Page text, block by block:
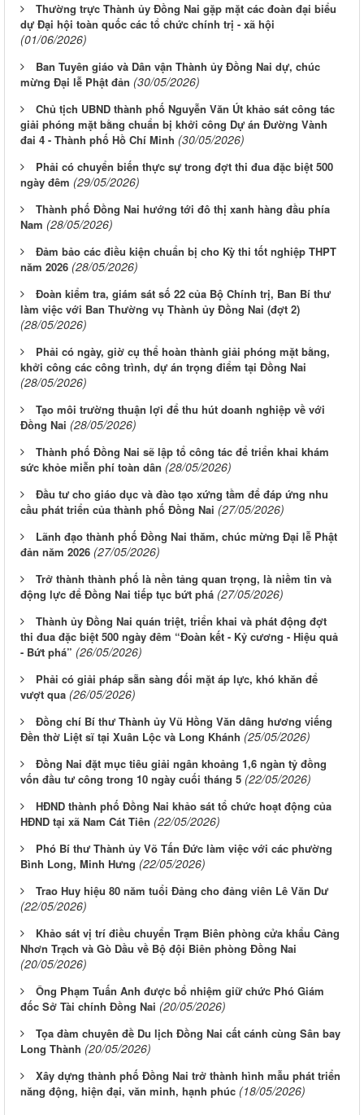
Thường trực Thành ủy Đồng Nai gặp mặt các đoàn đại biểu
dự Đại hội toàn quốc các tổ chức chính trị - xã hội
(01/06/2026)
Ban Tuyên giáo và Dân vận Thành ủy Đồng Nai dự, chúc
mừng Đại lễ Phật đản (30/05/2026)
Chủ tịch UBND thành phố Nguyễn Văn Út khảo sát công tác
giải phóng mặt bằng chuẩn bị khởi công Dự án Đường Vành
đai 4 - Thành phố Hồ Chí Minh (30/05/2026)
Phải có chuyển biến thực sự trong đợt thi đua đặc biệt 500
ngày đêm (29/05/2026)
Thành phố Đồng Nai hướng tới đô thị xanh hàng đầu phía
Nam (28/05/2026)
Đảm bảo các điều kiện chuẩn bị cho Kỳ thi tốt nghiệp THPT
năm 2026 (28/05/2026)
Đoàn kiểm tra, giám sát số 22 của Bộ Chính trị, Ban Bí thư
làm việc với Ban Thường vụ Thành ủy Đồng Nai (đợt 2)
(28/05/2026)
Phải có ngày, giờ cụ thể hoàn thành giải phóng mặt bằng,
khởi công các công trình, dự án trọng điểm tại Đồng Nai
(28/05/2026)
Tạo môi trường thuận lợi để thu hút doanh nghiệp về với
Đồng Nai (28/05/2026)
Thành phố Đồng Nai sẽ lập tổ công tác để triển khai khám
sức khỏe miễn phí toàn dân (28/05/2026)
Đầu tư cho giáo dục và đào tạo xứng tầm để đáp ứng nhu
cầu phát triển của thành phố Đồng Nai (27/05/2026)
Lãnh đạo thành phố Đồng Nai thăm, chúc mừng Đại lễ Phật
đản năm 2026 (27/05/2026)
Trở thành thành phố là nền tảng quan trọng, là niềm tin và
động lực để Đồng Nai tiếp tục bứt phá (27/05/2026)
Thành ủy Đồng Nai quán triệt, triển khai và phát động đợt
thi đua đặc biệt 500 ngày đêm “Đoàn kết - Kỷ cương - Hiệu quả
- Bứt phá” (26/05/2026)
Phải có giải pháp sẵn sàng đối mặt áp lực, khó khăn để
vượt qua (26/05/2026)
Đồng chí Bí thư Thành ủy Vũ Hồng Văn dâng hương viếng
Đền thờ Liệt sĩ tại Xuân Lộc và Long Khánh (25/05/2026)
Đồng Nai đặt mục tiêu giải ngân khoảng 1,6 ngàn tỷ đồng
vốn đầu tư công trong 10 ngày cuối tháng 5 (22/05/2026)
HĐND thành phố Đồng Nai khảo sát tổ chức hoạt động của
HĐND tại xã Nam Cát Tiên (22/05/2026)
Phó Bí thư Thành ủy Võ Tấn Đức làm việc với các phường
Bình Long, Minh Hưng (22/05/2026)
Trao Huy hiệu 80 năm tuổi Đảng cho đảng viên Lê Văn Dư
(22/05/2026)
Khảo sát vị trí điều chuyển Trạm Biên phòng cửa khẩu Cảng
Nhơn Trạch và Gò Dầu về Bộ đội Biên phòng Đồng Nai
(20/05/2026)
Ông Phạm Tuấn Anh được bổ nhiệm giữ chức Phó Giám
đốc Sở Tài chính Đồng Nai (20/05/2026)
Tọa đàm chuyên đề Du lịch Đồng Nai cất cánh cùng Sân bay
Long Thành (20/05/2026)
Xây dựng thành phố Đồng Nai trở thành hình mẫu phát triển
năng động, hiện đại, văn minh, hạnh phúc (18/05/2026)
Từ ngày 03/8/2026 đến ngày 09/8/2026